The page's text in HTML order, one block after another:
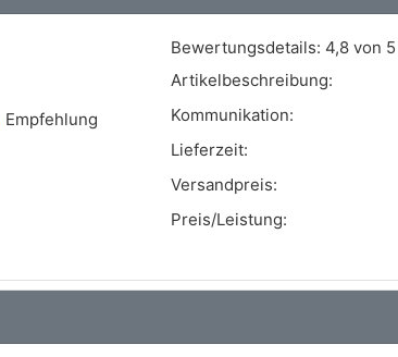
Empfehlung
Bewertungsdetails: 4,8 von 5
Artikelbeschreibung:
Kommunikation:
Lieferzeit:
Versandpreis:
Preis/Leistung: